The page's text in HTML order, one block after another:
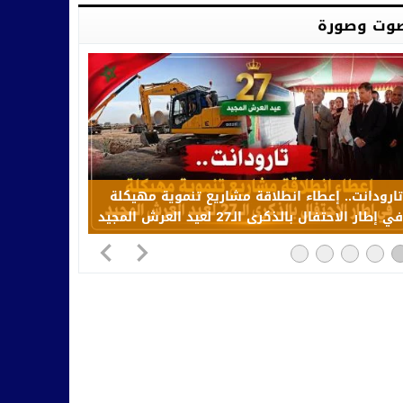
وصورة
تارودانت.. إعطاء انطلاقة مشاريع تنموية مهيكلة
في إطار الاحتفال بالذكرى الـ27 لعيد العرش المجيد